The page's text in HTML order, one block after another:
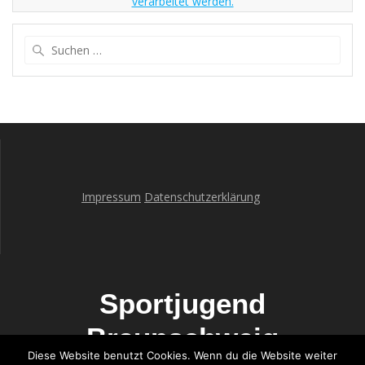
Impressum Datenschutzerklärung
Sportjugend
Braunschweig
Diese Website benutzt Cookies. Wenn du die Website weiter